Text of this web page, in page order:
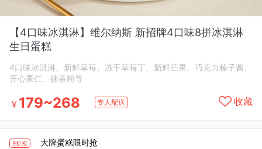
【4口味冰淇淋】维尔纳斯 新招牌4口味8拼冰淇淋
生日蛋糕
4口味冰淇淋、新鲜草莓、冻干草莓丁、新鲜芒果、巧克力榛子酱、
开心果仁、抹茶粉等
￥ 179~268 专人配送 收藏
9折抢 大牌蛋糕限时抢